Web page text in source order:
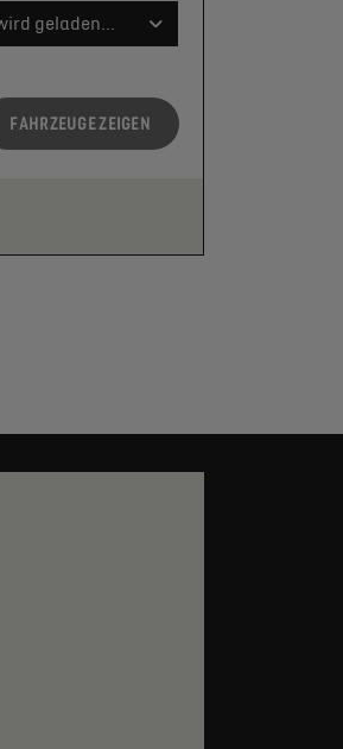
geladen...
FAHRZEUGE ZEIGEN